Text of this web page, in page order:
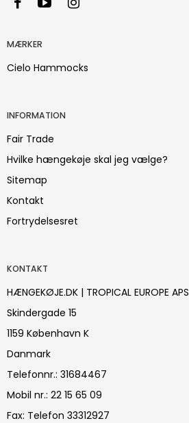
MÆRKER
Cielo Hammocks
INFORMATION
Fair Trade
Hvilke hængekøje skal jeg vælge?
Sitemap
Kontakt
Fortrydelsesret
KONTAKT
HÆNGEKØJE.DK | TROPICAL EUROPE APS
Skindergade 15
1159 København K
Danmark
Telefonnr.: 31684467
Mobil nr.: 22 15 65 09
Fax: Telefon 33312927